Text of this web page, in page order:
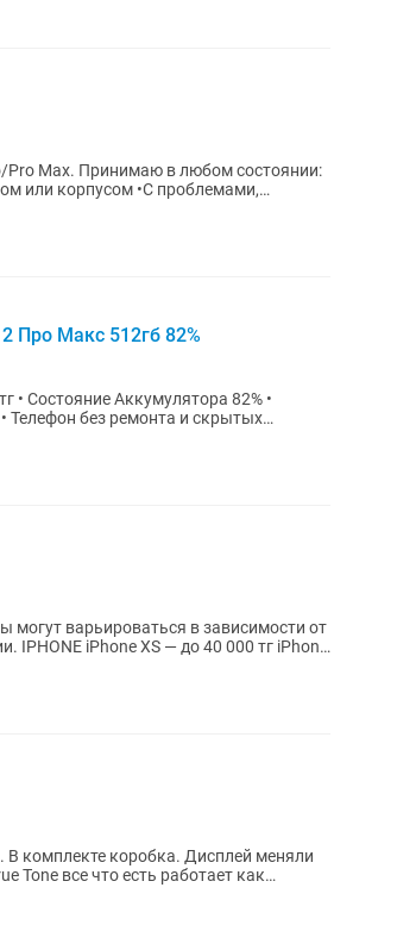
Pro Max. Принимаю в любом состоянии:
или корпусом •С проблемами,
Про Макс 512гб 82%
Телефон без ремонта и скрытых